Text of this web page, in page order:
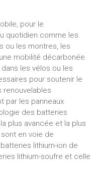
pour le
quotidien comme les
ou les montres, les
mobilité décarbonée
les vélos ou les
pour soutenir le
renouvelables
par les panneaux
des batteries
plus avancée et la plus
en voie de
lithium-ion de
lithium-soufre et celle